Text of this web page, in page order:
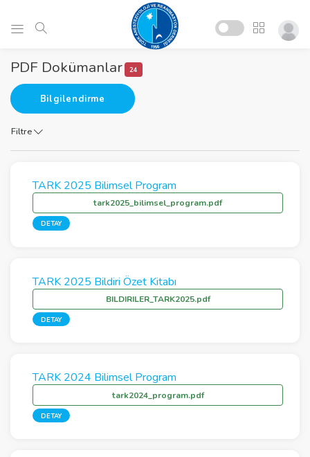
PDF Dokümanlar 24
Bilgilendirme
Filtre
TARK 2025 Bilimsel Program
tark2025_bilimsel_program.pdf
DETAY
TARK 2025 Bildiri Özet Kitabı
BILDIRILER_TARK2025.pdf
DETAY
TARK 2024 Bilimsel Program
tark2024_program.pdf
DETAY